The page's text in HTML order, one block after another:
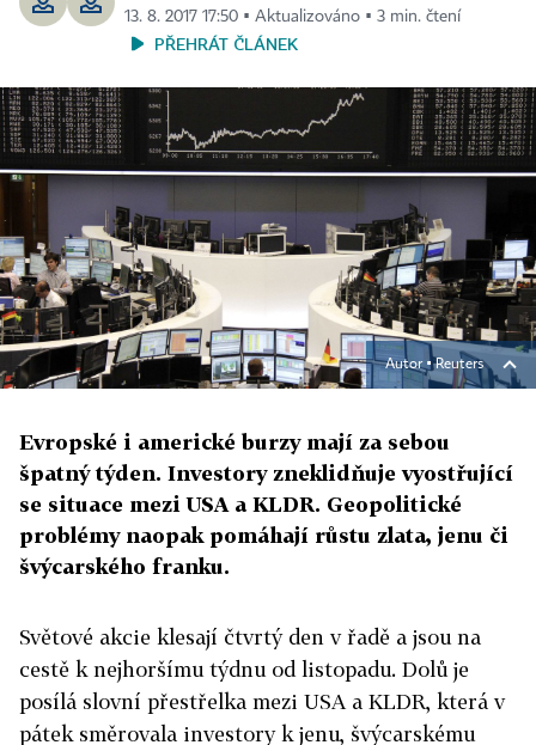
13. 8. 2017 17:50 ▪ Aktualizováno ▪ 3 min. čtení
PŘEHRÁT ČLÁNEK
Autor ▪Reuters
Evropské i americké burzy mají za sebou
špatný týden. Investory zneklidňuje vyostřující
se situace mezi USA a KLDR. Geopolitické
problémy naopak pomáhají růstu zlata, jenu či
švýcarského franku.
Světové akcie klesají čtvrtý den v řadě a jsou na
cestě k nejhoršímu týdnu od listopadu. Dolů je
posílá slovní přestřelka mezi USA a KLDR, která v
pátek směrovala investory k jenu, švýcarskému